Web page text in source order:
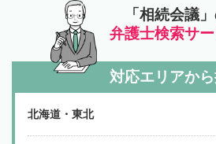
「相続会議
弁護士検索サ
対応エリアか
北海道・東北